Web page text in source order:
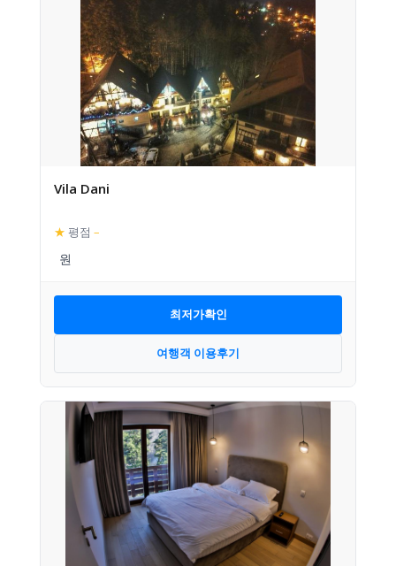
Vila Dani
★ 평점 –
최저가확인
여행객 이용후기